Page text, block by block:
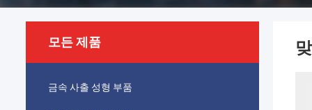
모든 제품
금속 사출 성형 부품